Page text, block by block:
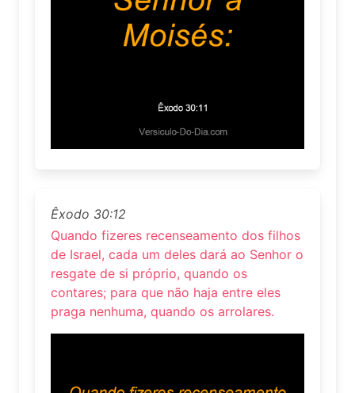
Êxodo 30:12
Quando fizeres recenseamento dos filhos
de Israel, cada um deles dará ao Senhor o
resgate de si próprio, quando os
contares; para que não haja entre eles
praga nenhuma, quando os arrolares.